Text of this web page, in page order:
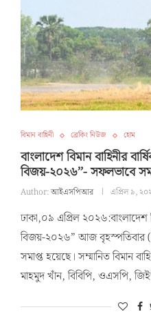
বিমান বাহিনী ব্রেকিং নিউজ হোম
বাংলাদেশ বিমান বাহিনীর
বিজয়-২০২৬’’- সফলভাবে
Author:আইএসপিআর এপ্রিল ৯,
ঢাকা,০৯ এপ্রিল ২০২৬:বাংলাদেশ
বিজয়-২০২৬” আজ বৃহস্পতিবার
সমাপ্ত হয়েছে। সম্মানিত বিমান
মাহমুদ খাঁন, বিবিপি, ওএসপি,